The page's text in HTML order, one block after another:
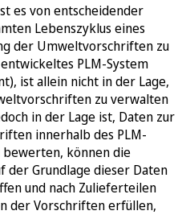
es von entscheidender
Lebenszyklus eines
der Umweltvorschriften zu
PLM-System
ist allein nicht in der Lage,
zu verwalten
in der Lage ist, Daten zur
innerhalb des PLM-
bewerten, können die
der Grundlage dieser Daten
und nach Zulieferteilen
der Vorschriften erfüllen,